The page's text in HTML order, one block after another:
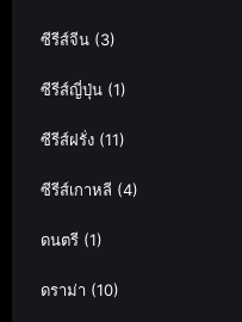
ซีรีส์จีน (3)
ซีรีส์ญี่ปุ่น (1)
ซีรีส์ฝรั่ง (11)
ซีรีส์เกาหลี (4)
ดนตรี (1)
ดราม่า (10)